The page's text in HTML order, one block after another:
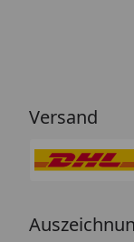
Versand